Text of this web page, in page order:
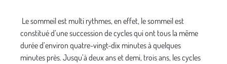
Le sommeil est multi rythmes, en effet, le sommeil est
constitué d’une succession de cycles qui ont tous la même
durée d’environ quatre-vingt-dix minutes à quelques
minutes près. Jusqu’à deux ans et demi, trois ans, les cycles